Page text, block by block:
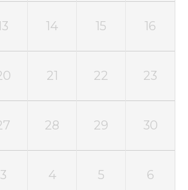
14 15 16
21 22 23
28 29 30
3 4 5 6